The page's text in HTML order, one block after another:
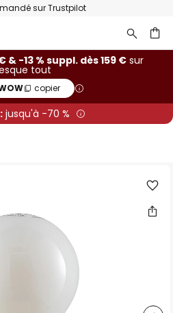
sur Trustpilot
& -13 % suppl. dès 159 €sur
tout
copier
jusqu'à -70 %